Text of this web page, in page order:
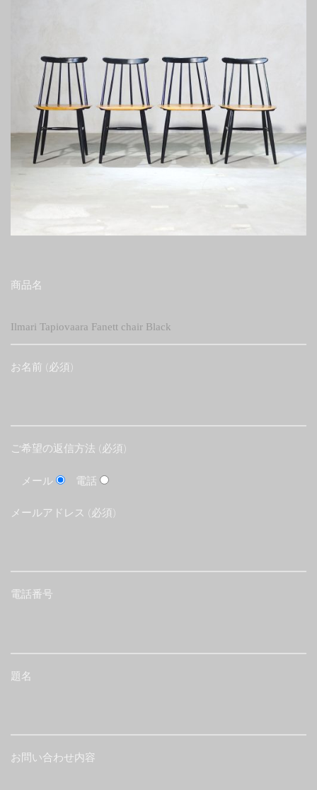
商品名
お名前 (必須)
ご希望の返信方法 (必須)
メール 電話
メールアドレス (必須)
電話番号
題名
お問い合わせ内容